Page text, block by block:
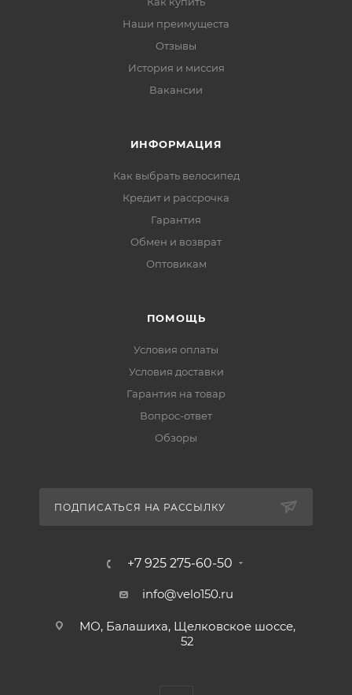
Наши преимущеста
Отзывы
История и миссия
Вакансии
ИНФОРМАЦИЯ
Как выбрать велосипед
Кредит и рассрочка
Гарантия
Обмен и возврат
Оптовикам
ПОМОЩЬ
Условия оплаты
Условия доставки
Гарантия на товар
Вопрос-ответ
Обзоры
ПОДПИСАТЬСЯ НА РАССЫЛКУ
+7 925 275-60-50
info@velo150.ru
МО, Балашиха, Щелковское шоссе,
52